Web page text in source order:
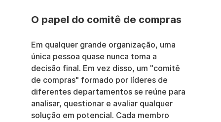
O papel do comitê de compras
Em qualquer grande organização, uma
única pessoa quase nunca toma a
decisão final. Em vez disso, um "comitê
de compras" formado por líderes de
diferentes departamentos se reúne para
analisar, questionar e avaliar qualquer
solução em potencial. Cada membro